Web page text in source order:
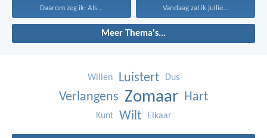
Daarom zeg ik: Als... Vandaag zal ik jullie...
Meer Thema's...
Willen Luistert Dus
Verlangens Zomaar Hart
Kunt Wilt Elkaar